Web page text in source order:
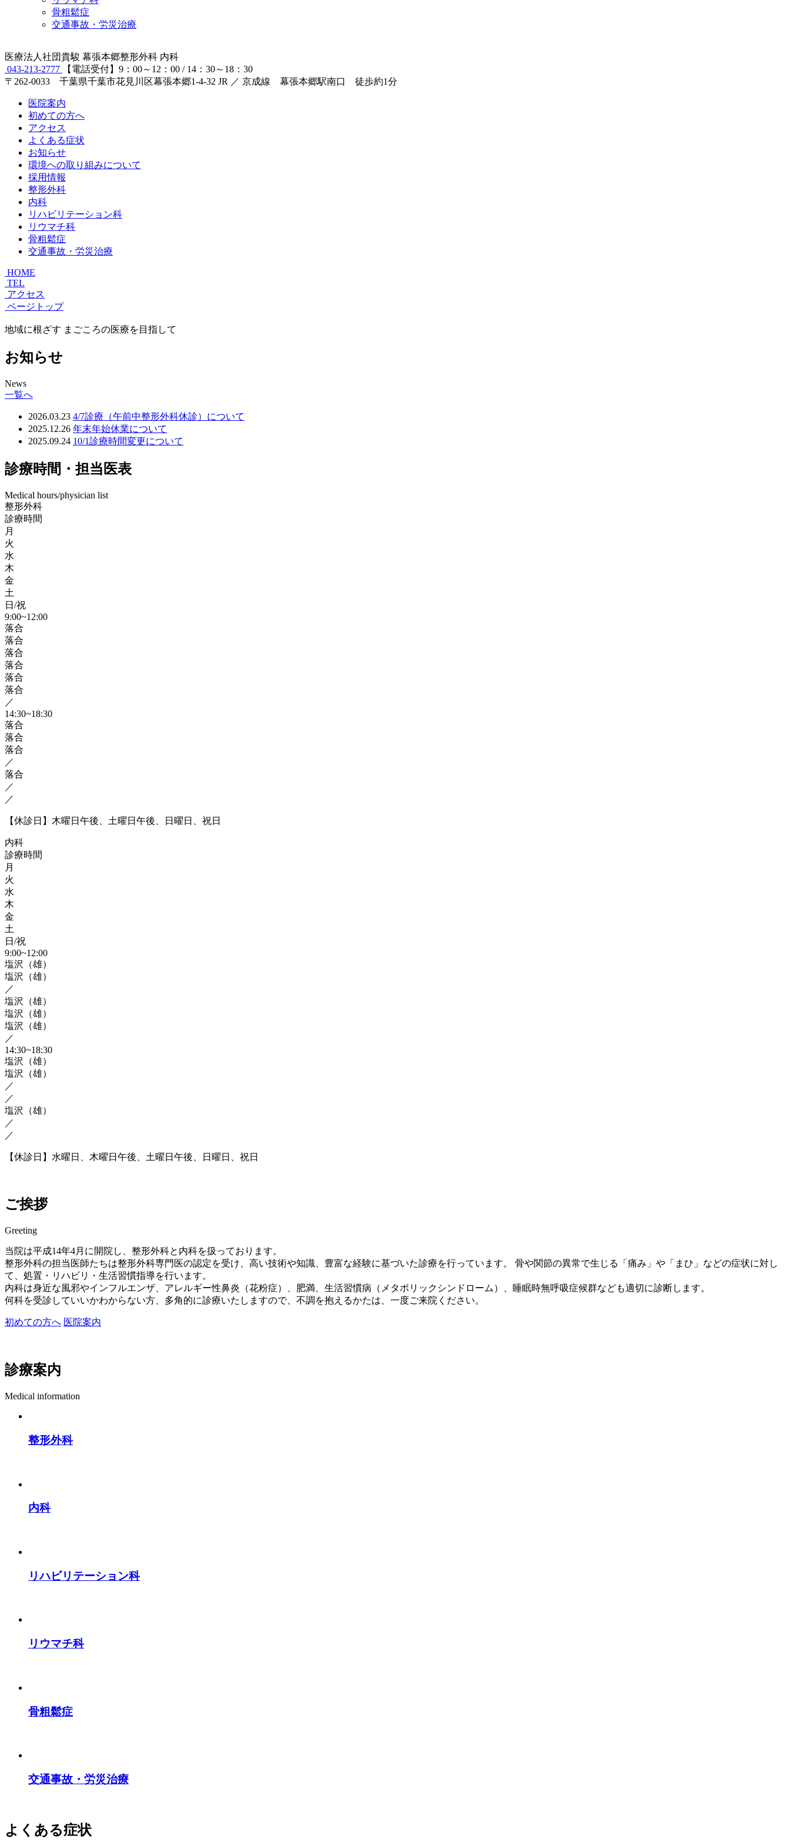
骨粗鬆症
交通事故・労災治療
医療法人社団貴駿 幕張本郷整形外科 内科
043-213-2777
【電話受付】9：00～12：00 / 14：30～18：30
〒262-0033 千葉県千葉市花見川区幕張本郷1-4-32 JR ／ 京成線 幕張本郷駅南口 徒歩約1分
医院案内
初めての方へ
アクセス
よくある症状
お知らせ
環境への取り組みについて
採用情報
整形外科
内科
リハビリテーション科
リウマチ科
骨粗鬆症
交通事故・労災治療
HOME
TEL
アクセス
ページトップ
地域に根ざす まごころの医療を目指して
お知らせ
News
一覧へ
2026.03.23 4/7診療（午前中整形外科休診）について
2025.12.26 年末年始休業について
2025.09.24 10/1診療時間変更について
診療時間・担当医表
Medical hours/physician list
整形外科
診療時間
月
火
水
木
金
土
日/祝
9:00~12:00
落合
落合
落合
落合
落合
落合
／
14:30~18:30
落合
落合
落合
／
落合
／
／
【休診日】木曜日午後、土曜日午後、日曜日、祝日
内科
診療時間
月
火
水
木
金
土
日/祝
9:00~12:00
塩沢（雄）
塩沢（雄）
／
塩沢（雄）
塩沢（雄）
塩沢（雄）
／
14:30~18:30
塩沢（雄）
塩沢（雄）
／
／
塩沢（雄）
／
／
【休診日】水曜日、木曜日午後、土曜日午後、日曜日、祝日
ご挨拶
Greeting
当院は平成14年4月に開院し、整形外科と内科を扱っております。
整形外科の担当医師たちは整形外科専門医の認定を受け、高い技術や知識、豊富な経験に基づいた診療を行っています。 骨や関節の異常で生じる「痛み」や「まひ」などの症状に対し
て、処置・リハビリ・生活習慣指導を行います。
内科は身近な風邪やインフルエンザ、アレルギー性鼻炎（花粉症）、肥満、生活習慣病（メタボリックシンドローム）、睡眠時無呼吸症候群なども適切に診断します。
何科を受診していいかわからない方、多角的に診療いたしますので、不調を抱えるかたは、一度ご来院ください。
初めての方へ 医院案内
診療案内
Medical information
整形外科
内科
リハビリテーション科
リウマチ科
骨粗鬆症
交通事故・労災治療
よくある症状